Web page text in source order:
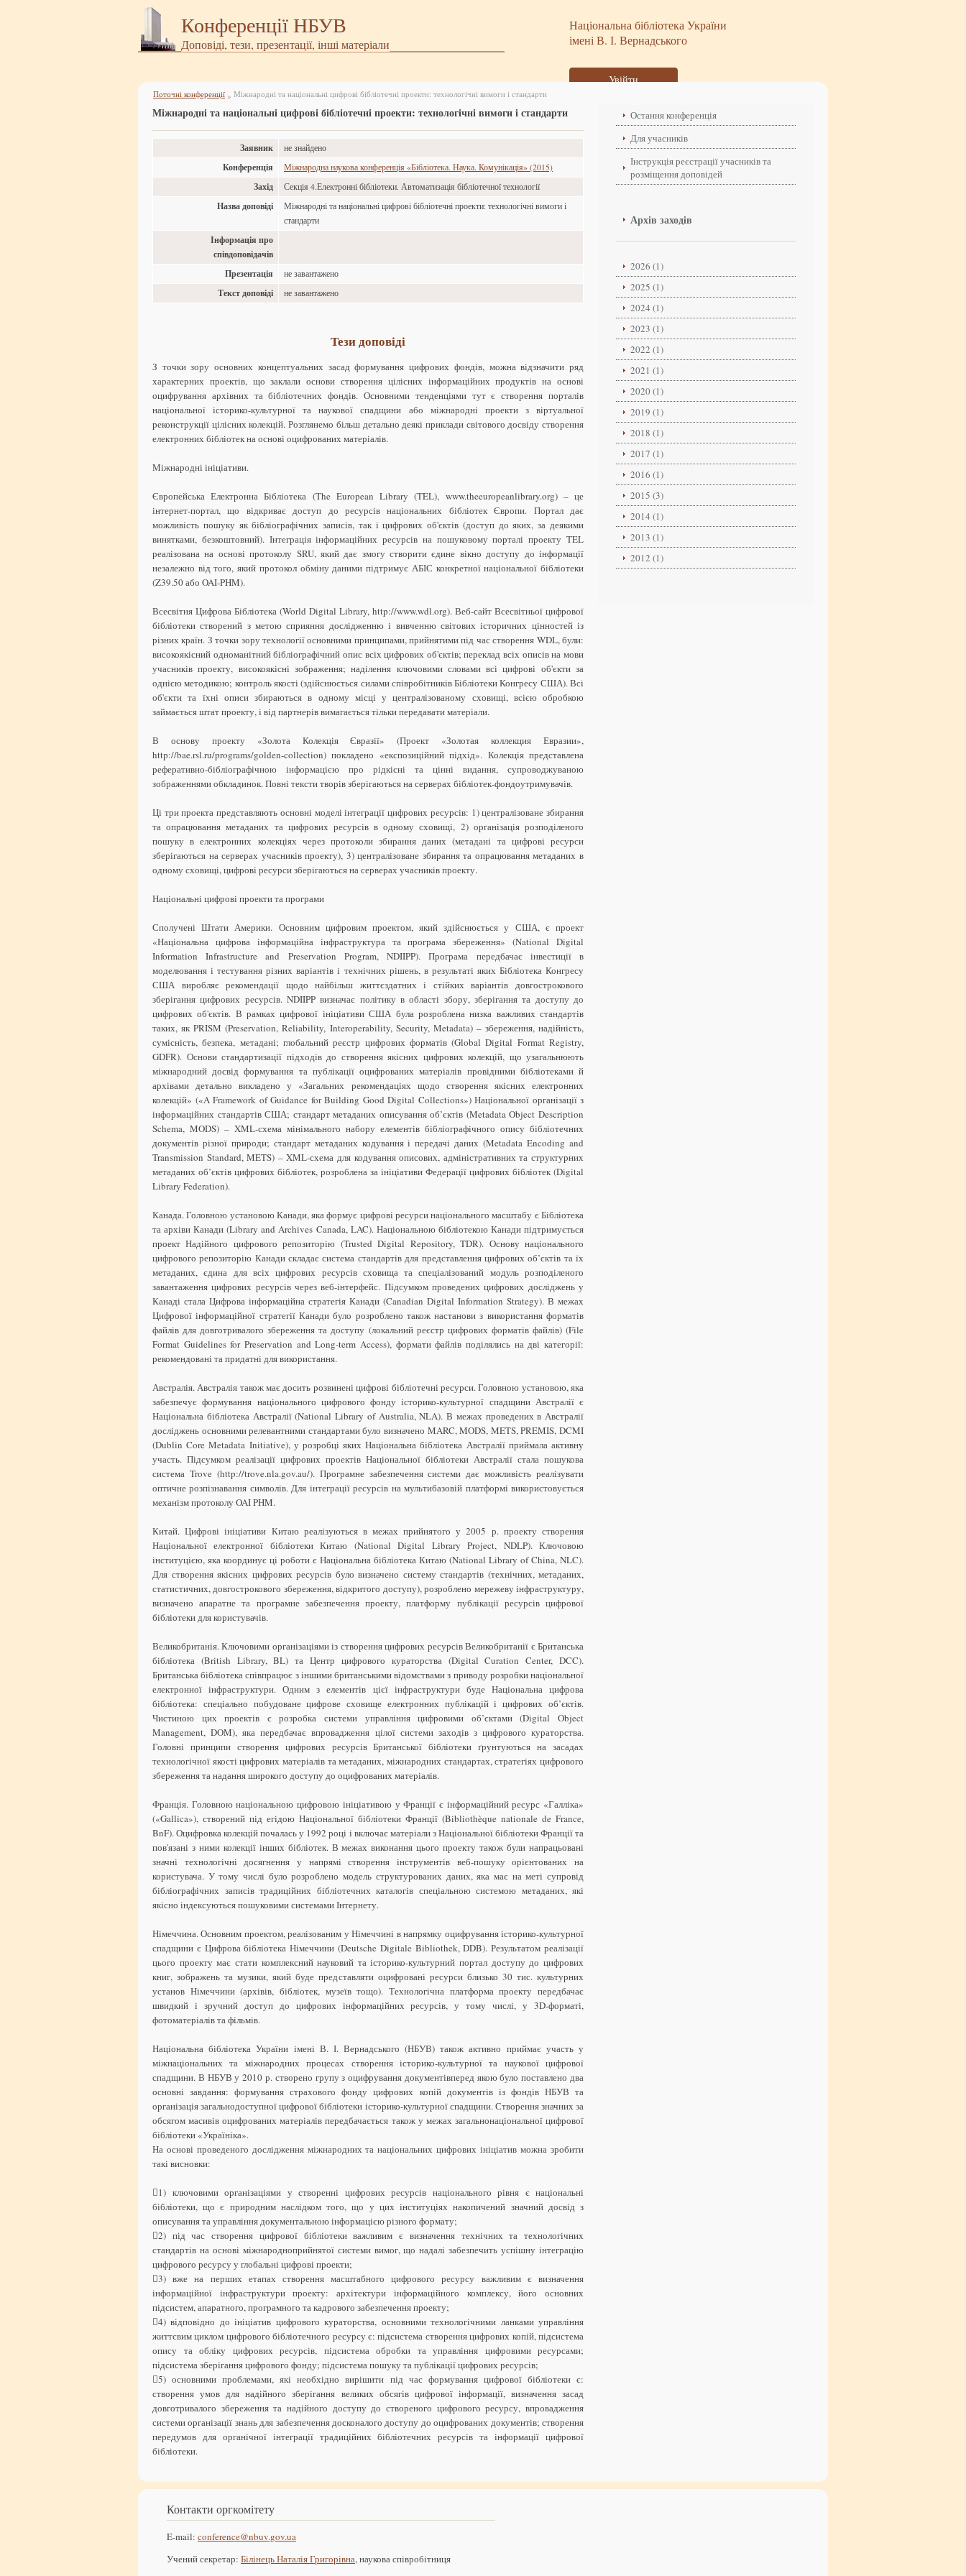
Конференції НБУВ
Доповіді, тези, презентації, інші матеріали
Національна бібліотека України
імені В. І. Вернадського
Увійти
Поточні конференції » Міжнародні та національні цифрові бібліотечні проекти: технологічні вимоги і стандарти
Міжнародні та національні цифрові бібліотечні проекти: технологічні вимоги і стандарти
Заявник не знайдено
Конференція Міжнародна наукова конференція «Бібліотека. Наука. Комунікація» (2015)
Захід Секція 4.Електронні бібліотеки. Автоматизація бібліотечної технології
Назва доповіді
Міжнародні та національні цифрові бібліотечні проекти: технологічні вимоги і
стандарти
Інформація про
співдоповідачів
Презентація
не завантажено
Текст доповіді не завантажено
Тези доповіді
З точки зору основних концептуальних засад формування цифрових фондів, можна відзначити ряд
характерних проектів, що заклали основи створення цілісних інформаційних продуктів на основі
оцифрування архівних та бібліотечних фондів. Основними тенденціями тут є створення порталів
національної історико-культурної та наукової спадщини або міжнародні проекти з віртуальної
реконструкції цілісних колекцій. Розглянемо більш детально деякі приклади світового досвіду створення
електронних бібліотек на основі оцифрованих матеріалів.
Міжнародні ініціативи.
Європейська Електронна Бібліотека (The European Library (TEL), www.theeuropeanlibrary.org) – це
інтернет-портал, що відкриває доступ до ресурсів національних бібліотек Європи. Портал дає
можливість пошуку як бібліографічних записів, так і цифрових об'єктів (доступ до яких, за деякими
винятками, безкоштовний). Інтеграція інформаційних ресурсів на пошуковому порталі проекту TEL
реалізована на основі протоколу SRU, який дає змогу створити єдине вікно доступу до інформації
незалежно від того, який протокол обміну даними підтримує АБІС конкретної національної бібліотеки
(Z39.50 або OAI-PHM).
Всесвітня Цифрова Бібліотека (World Digital Library, http://www.wdl.org). Веб-сайт Всесвітньої цифрової
бібліотеки створений з метою сприяння дослідженню і вивченню світових історичних цінностей із
різних країн. З точки зору технології основними принципами, прийнятими під час створення WDL, були:
високоякісний одноманітний бібліографічний опис всіх цифрових об'єктів; переклад всіх описів на мови
учасників проекту, високоякісні зображення; наділення ключовими словами всі цифрові об'єкти за
однією методикою; контроль якості (здійснюється силами співробітників Бібліотеки Конгресу США). Всі
об'єкти та їхні описи збираються в одному місці у централізованому сховищі, всією обробкою
займається штат проекту, і від партнерів вимагається тільки передавати матеріали.
В основу проекту «Золота Колекція Євразії» (Проект «Золотая коллекция Евразии»,
http://bae.rsl.ru/programs/golden-collection) покладено «експозиційний підхід». Колекція представлена
реферативно-бібліографічною інформацією про рідкісні та цінні видання, супроводжуваною
зображеннями обкладинок. Повні тексти творів зберігаються на серверах бібліотек-фондоутримувачів.
Ці три проекта представляють основні моделі інтеграції цифрових ресурсів: 1) централізоване збирання
та опрацювання метаданих та цифрових ресурсів в одному сховищі, 2) організація розподіленого
пошуку в електронних колекціях через протоколи збирання даних (метадані та цифрові ресурси
зберігаються на серверах учасників проекту), 3) централізоване збирання та опрацювання метаданих в
одному сховищі, цифрові ресурси зберігаються на серверах учасників проекту.
Національні цифрові проекти та програми
Сполучені Штати Америки. Основним цифровим проектом, який здійснюється у США, є проект
«Національна цифрова інформаційна інфраструктура та програма збереження» (National Digital
Information Infrastructure and Preservation Program, NDIIPP). Програма передбачає інвестиції в
моделювання і тестування різних варіантів і технічних рішень, в результаті яких Бібліотека Конгресу
США виробляє рекомендації щодо найбільш життєздатних і стійких варіантів довгострокового
зберігання цифрових ресурсів. NDIIPP визначає політику в області збору, зберігання та доступу до
цифрових об'єктів. В рамках цифрової ініціативи США була розроблена низка важливих стандартів
таких, як PRISM (Preservation, Reliability, Interoperability, Security, Metadata) – збереження, надійність,
сумісність, безпека, метадані; глобальний реєстр цифрових форматів (Global Digital Format Registry,
GDFR). Основи стандартизації підходів до створення якісних цифрових колекцій, що узагальнюють
міжнародний досвід формування та публікації оцифрованих матеріалів провідними бібліотеками й
архівами детально викладено у «Загальних рекомендаціях щодо створення якісних електронних
колекцій» («A Framework of Guidance for Building Good Digital Collections») Національної організації з
інформаційних стандартів США; стандарт метаданих описування об’єктів (Metadata Object Description
Schema, MODS) – XML-схема мінімального набору елементів бібліографічного опису бібліотечних
документів різної природи; стандарт метаданих кодування і передачі даних (Metadata Encoding and
Transmission Standard, METS) – XML-схема для кодування описових, адміністративних та структурних
метаданих об’єктів цифрових бібліотек, розроблена за ініціативи Федерації цифрових бібліотек (Digital
Library Federation).
Канада. Головною установою Канади, яка формує цифрові ресурси національного масштабу є Бібліотека
та архіви Канади (Library and Archives Canada, LAC). Національною бібліотекою Канади підтримується
проект Надійного цифрового репозиторію (Trusted Digital Repository, TDR). Основу національного
цифрового репозиторію Канади складає система стандартів для представлення цифрових об’єктів та їх
метаданих, єдина для всіх цифрових ресурсів сховища та спеціалізований модуль розподіленого
завантаження цифрових ресурсів через веб-інтерфейс. Підсумком проведених цифрових досліджень у
Канаді стала Цифрова інформаційна стратегія Канади (Canadian Digital Information Strategy). В межах
Цифрової інформаційної стратегії Канади було розроблено також настанови з використання форматів
файлів для довготривалого збереження та доступу (локальний реєстр цифрових форматів файлів) (File
Format Guidelines for Preservation and Long-term Access), формати файлів поділялись на дві категорії:
рекомендовані та придатні для використання.
Австралія. Австралія також має досить розвинені цифрові бібліотечні ресурси. Головною установою, яка
забезпечує формування національного цифрового фонду історико-культурної спадщини Австралії є
Національна бібліотека Австралії (National Library of Australia, NLA). В межах проведених в Австралії
досліджень основними релевантними стандартами було визначено MARC, MODS, METS, PREMIS, DCMI
(Dublin Core Metadata Initiative), у розробці яких Національна бібліотека Австралії приймала активну
участь. Підсумком реалізації цифрових проектів Національної бібліотеки Австралії стала пошукова
система Trove (http://trove.nla.gov.au/). Програмне забезпечення системи дає можливість реалізувати
оптичне розпізнавання символів. Для інтеграції ресурсів на мультибазовій платформі використовується
механізм протоколу OAI PHM.
Китай. Цифрові ініціативи Китаю реалізуються в межах прийнятого у 2005 р. проекту створення
Національної електронної бібліотеки Китаю (National Digital Library Project, NDLP). Ключовою
інституцією, яка координує ці роботи є Національна бібліотека Китаю (National Library of China, NLC).
Для створення якісних цифрових ресурсів було визначено систему стандартів (технічних, метаданих,
статистичних, довгострокового збереження, відкритого доступу), розроблено мережеву інфраструктуру,
визначено апаратне та програмне забезпечення проекту, платформу публікації ресурсів цифрової
бібліотеки для користувачів.
Великобританія. Ключовими організаціями із створення цифрових ресурсів Великобританії є Британська
бібліотека (British Library, BL) та Центр цифрового кураторства (Digital Curation Center, DCC).
Британська бібліотека співпрацює з іншими британськими відомствами з приводу розробки національної
електронної інфраструктури. Одним з елементів цієї інфраструктури буде Національна цифрова
бібліотека: спеціально побудоване цифрове сховище електронних публікацій і цифрових об’єктів.
Чистиною цих проектів є розробка системи управління цифровими об’єктами (Digital Object
Management, DOM), яка передбачає впровадження цілої системи заходів з цифрового кураторства.
Головні принципи створення цифрових ресурсів Британської бібліотеки ґрунтуються на засадах
технологічної якості цифрових матеріалів та метаданих, міжнародних стандартах, стратегіях цифрового
збереження та надання широкого доступу до оцифрованих матеріалів.
Франція. Головною національною цифровою ініціативою у Франції є інформаційний ресурс «Галліка»
(«Gallica»), створений під егідою Національної бібліотеки Франції (Bibliothèque nationale de France,
BnF). Оцифровка колекцій почалась у 1992 році і включає матеріали з Національної бібліотеки Франції та
пов'язані з ними колекції інших бібліотек. В межах виконання цього проекту також були напрацьовані
значні технологічні досягнення у напрямі створення інструментів веб-пошуку орієнтованих на
користувача. У тому числі було розроблено модель структурованих даних, яка має на меті супровід
бібліографічних записів традиційних бібліотечних каталогів спеціальною системою метаданих, які
якісно індексуються пошуковими системами Інтернету.
Німеччина. Основним проектом, реалізованим у Німеччині в напрямку оцифрування історико-культурної
спадщини є Цифрова бібліотека Німеччини (Deutsche Digitale Bibliothek, DDB). Результатом реалізації
цього проекту має стати комплексний науковий та історико-культурний портал доступу до цифрових
книг, зображень та музики, який буде представляти оцифровані ресурси близько 30 тис. культурних
установ Німеччини (архівів, бібліотек, музеїв тощо). Технологічна платформа проекту передбачає
швидкий і зручний доступ до цифрових інформаційних ресурсів, у тому числі, у 3D-форматі,
фотоматеріалів та фільмів.
Національна бібліотека України імені В. І. Вернадського (НБУВ) також активно приймає участь у
міжнаціональних та міжнародних процесах створення історико-культурної та наукової цифрової
спадщини. В НБУВ у 2010 р. створено групу з оцифрування документівперед якою було поставлено два
основні завдання: формування страхового фонду цифрових копій документів із фондів НБУВ та
організація загальнодоступної цифрової бібліотеки історико-культурної спадщини. Створення значних за
обсягом масивів оцифрованих матеріалів передбачається також у межах загальнонаціональної цифрової
бібліотеки «Україніка».
На основі проведеного дослідження міжнародних та національних цифрових ініціатив можна зробити
такі висновки:
1) ключовими організаціями у створенні цифрових ресурсів національного рівня є національні
бібліотеки, що є природним наслідком того, що у цих інституціях накопичений значний досвід з
описування та управління документальною інформацією різного формату;
2) під час створення цифрової бібліотеки важливим є визначення технічних та технологічних
стандартів на основі міжнародноприйнятої системи вимог, що надалі забезпечить успішну інтеграцію
цифрового ресурсу у глобальні цифрові проекти;
3) вже на перших етапах створення масштабного цифрового ресурсу важливим є визначення
інформаційної інфраструктури проекту: архітектури інформаційного комплексу, його основних
підсистем, апаратного, програмного та кадрового забезпечення проекту;
4) відповідно до ініціатив цифрового кураторства, основними технологічними ланками управління
життєвим циклом цифрового бібліотечного ресурсу є: підсистема створення цифрових копій, підсистема
опису та обліку цифрових ресурсів, підсистема обробки та управління цифровими ресурсами;
підсистема зберігання цифрового фонду; підсистема пошуку та публікації цифрових ресурсів;
5) основними проблемами, які необхідно вирішити під час формування цифрової бібліотеки є:
створення умов для надійного зберігання великих обсягів цифрової інформації, визначення засад
довготривалого збереження та надійного доступу до створеного цифрового ресурсу, впровадження
системи організації знань для забезпечення досконалого доступу до оцифрованих документів; створення
передумов для органічної інтеграції традиційних бібліотечних ресурсів та інформації цифрової
бібліотеки.
Остання конференція
Для учасників
Інструкція реєстрації учасників та
розміщення доповідей
Архів заходів
2026 (1)
2025 (1)
2024 (1)
2023 (1)
2022 (1)
2021 (1)
2020 (1)
2019 (1)
2018 (1)
2017 (1)
2016 (1)
2015 (3)
2014 (1)
2013 (1)
2012 (1)
Контакти оргкомітету
E-mail: conference@nbuv.gov.ua
Учений секретар: Білінець Наталія Григорівна, наукова співробітниця